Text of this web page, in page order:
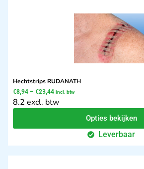
Hechtstrips RUDANATH
€8,94 – €23,44 incl. btw
8.2 excl. btw
Opties bekijken
Leverbaar